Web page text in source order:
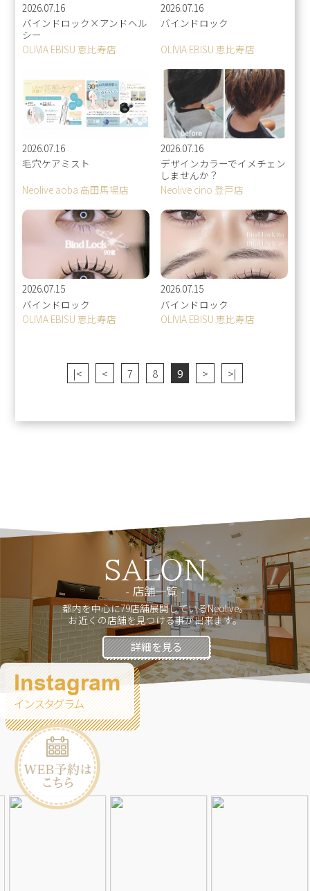
2026.07.16
バインドロック×アンドヘル
シー
OLIVIA EBISU 恵比寿店
2026.07.16
バインドロック
OLIVIA EBISU 恵比寿店
2026.07.16
毛穴ケアミスト
Neolive aoba 高田馬場店
2026.07.16
デザインカラーでイメチェン
しませんか？
Neolive cino 登戸店
2026.07.15
バインドロック
OLIVIA EBISU 恵比寿店
2026.07.15
バインドロック
OLIVIA EBISU 恵比寿店
|< < 7 8 9 > >|
SALON
店舗一覧
都内を中心に79店舗展開しているNeolive。
お近くの店舗を見つける事が出来ます。
詳細を見る
Instagram
インスタグラム